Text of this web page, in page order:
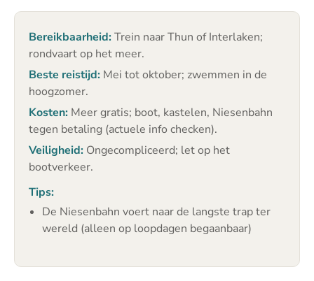
Bereikbaarheid:Trein naar Thun of Interlaken;
rondvaart op het meer.
Beste reistijd: Mei tot oktober; zwemmen in de
hoogzomer.
Kosten: Meer gratis; boot, kastelen, Niesenbahn
tegen betaling (actuele info checken).
Veiligheid: Ongecompliceerd; let op het
bootverkeer.
Tips:
De Niesenbahn voert naar de langste trap ter
wereld (alleen op loopdagen begaanbaar)